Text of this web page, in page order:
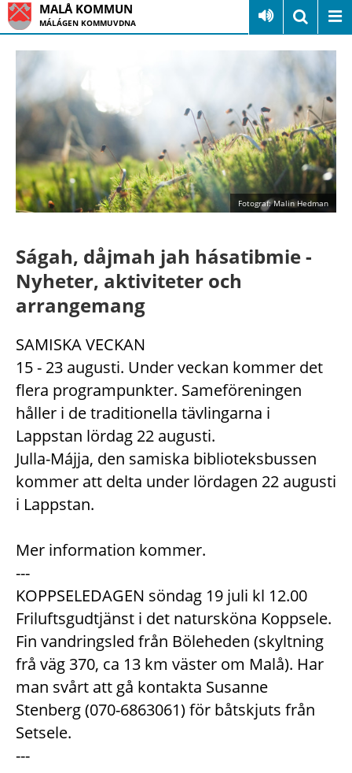
MALÅ KOMMUN
MÁLÁGEN KOMMUVDNA
Fotograf: Malin Hedman
Ságah, dåjmah jah hásatibmie -
Nyheter, aktiviteter och
arrangemang
SAMISKA VECKAN
15 - 23 augusti. Under veckan kommer det
flera programpunkter. Sameföreningen
håller i de traditionella tävlingarna i
Lappstan lördag 22 augusti.
Julla-Májja, den samiska biblioteksbussen
kommer att delta under lördagen 22 augusti
i Lappstan.
Mer information kommer.
---
KOPPSELEDAGEN söndag 19 juli kl 12.00
Friluftsgudtjänst i det natursköna Koppsele.
Fin vandringsled från Böleheden (skyltning
frå väg 370, ca 13 km väster om Malå). Har
man svårt att gå kontakta Susanne
Stenberg (070-6863061) för båtskjuts från
Setsele.
---